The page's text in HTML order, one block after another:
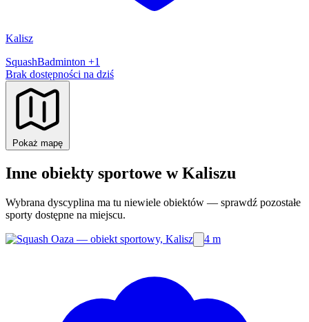
Kalisz
SquashBadminton +1
Brak dostępności na dziś
Pokaż mapę
Inne obiekty sportowe w Kaliszu
Wybrana dyscyplina ma tu niewiele obiektów — sprawdź pozostałe
sporty dostępne na miejscu.
4 m